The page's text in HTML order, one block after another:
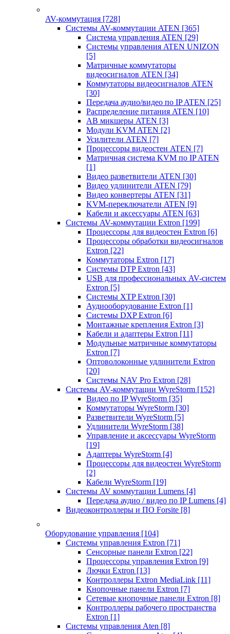
AV-коммутация [728]
Системы AV-коммутации ATEN [365]
Система управления ATEN [29]
Системы управления ATEN UNIZON
[5]
Матричные коммутаторы
видеосигналов ATEN [34]
Коммутаторы видеосигналов ATEN
[30]
Передача аудио/видео по IP ATEN [25]
Распределение питания ATEN [10]
АВ микшеры ATEN [3]
Модули KVM ATEN [2]
Усилители ATEN [7]
Процессоры видеостен ATEN [7]
Матричная система KVM по IP ATEN
[1]
Видео разветвители ATEN [30]
Видео удлинители ATEN [79]
Видео конвертеры ATEN [31]
KVM-переключатели ATEN [9]
Кабели и аксессуары ATEN [63]
Системы AV-коммутации Extron [199]
Процессоры для видеостен Extron [6]
Процессоры обработки видеосигналов
Extron [22]
Коммутаторы Extron [17]
Системы DTP Extron [43]
USB для профессиональных AV-систем
Extron [5]
Системы XTP Extron [30]
Аудиооборудование Extron [1]
Системы DXP Extron [6]
Монтажные крепления Extron [3]
Кабели и адаптеры Extron [11]
Модульные матричные коммутаторы
Extron [7]
Оптоволоконные удлинители Extron
[20]
Системы NAV Pro Extron [28]
Системы AV-коммутации WyreStorm [152]
Видео по IP WyreStorm [35]
Коммутаторы WyreStorm [30]
Разветвители WyreStorm [5]
Удлинители WyreStorm [38]
Управление и аксессуары WyreStorm
[19]
Адаптеры WyreStorm [4]
Процессоры для видеостен WyreStorm
[2]
Кабели WyreStorm [19]
Системы AV коммутации Lumens [4]
Передача аудио / видео по IP Lumens [4]
Видеоконтроллеры и ПО Forsite [8]
Оборудование управления [104]
Системы управления Extron [71]
Сенсорные панели Extron [22]
Процессоры управления Extron [9]
Лючки Extron [13]
Контроллеры Extron MediaLink [11]
Кнопочные панели Extron [7]
Сетевые кнопочные панели Extron [8]
Контроллеры рабочего пространства
Extron [1]
Системы управления Aten [8]